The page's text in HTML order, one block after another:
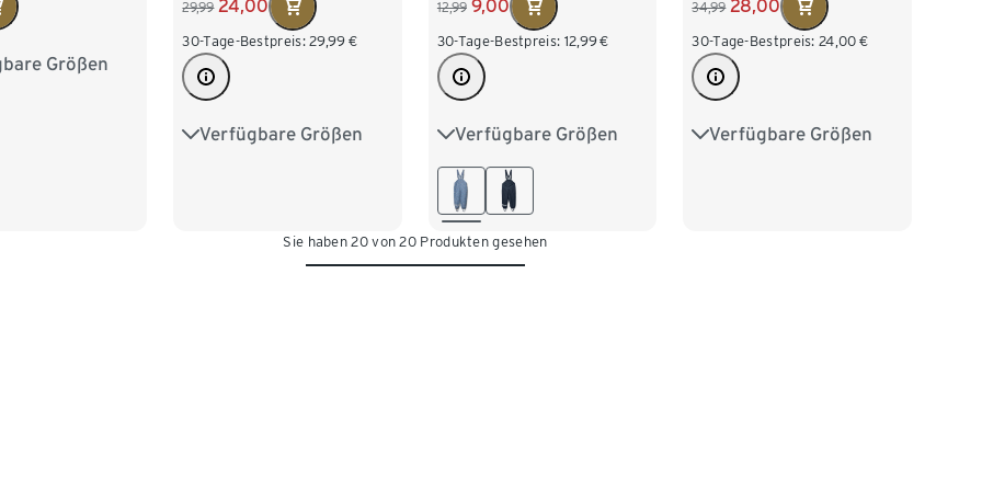
Größen
98/104
29,99 24,00
30-Tage-Bestpreis: 29,99 €
Verfügbare Größen
86/92 98/104
12,99 9,00
30-Tage-Bestpreis: 12,99€
Verfügbare Größen
74/80 86/92
98/104
34,99 28,00
30-Tage-Bestpreis: 24,00 €
Verfügbare Größen
122/128 134/140
Sie haben 20 von 20 Produkten gesehen